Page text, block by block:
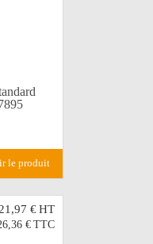
le produit
21,97 €HT
€ TTC